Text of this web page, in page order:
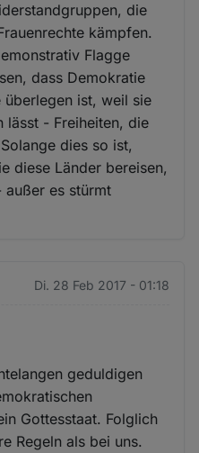
die
kämpfen.
Flagge
dass Demokratie
ist, weil sie
lässt - Freiheiten, die
dies so ist,
diese Länder bereisen,
es stürmt
Di. 28 Feb 2017 - 01:18
geduldigen
Gottesstaat. Folglich
Regeln als bei uns.